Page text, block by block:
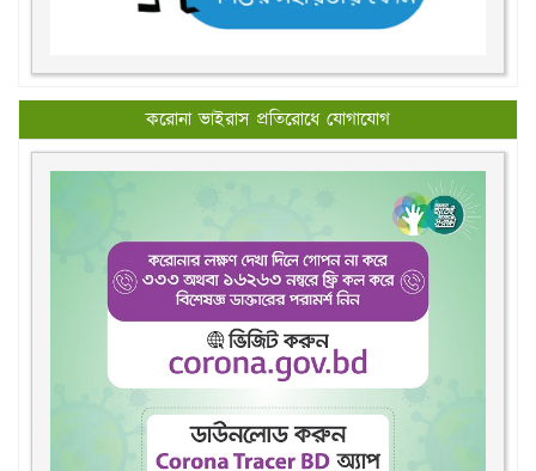
করোনা ভাইরাস প্রতিরোধে যোগাযোগ